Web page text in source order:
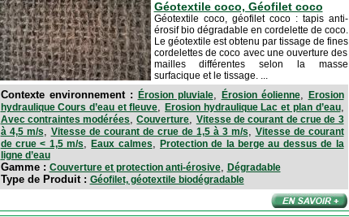
Géotextile coco, Géofilet coco
Géotextile coco, géofilet coco : tapis anti-
érosif bio dégradable en cordelette de coco.
Le géotextile est obtenu par tissage de fines
cordelettes de coco avec une ouverture des
mailles différentes selon la masse
surfacique et le tissage. ...
Contexte environnement : Érosion pluviale, Érosion éolienne, Erosion
hydraulique Cours d’eau et fleuve ,Erosion hydraulique Lac et plan d’eau,
Avec contraintes modérées ,Couverture
Vitesse de courant de crue de 3
à 4,5 m/s
Vitesse de courant de crue de 1,5 à 3 m/s
Vitesse de courant
de crue < 1,5 m/s
,Eaux calmes ,Protection de la berge au dessus de la
ligne d’eau
Gamme : Couverture et protection anti-érosive, Dégradable
Type de Produit : Géofilet, géotextile biodégradable